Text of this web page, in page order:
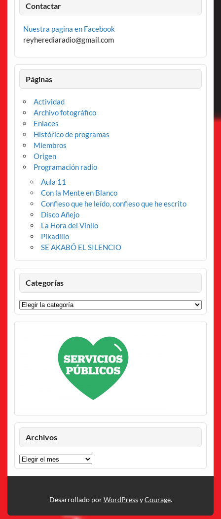
Contactar
Nuestra pagina en Facebook
reyherediaradio@gmail.com
Páginas
Actividad
Archivo fotográfico
Enlaces
Histórico de programas
Miembros
Origen
Programación radio
Aula 11
Con la Mente en Blanco
Confieso que he leído, confieso que he escrito
Disco Añejo
La Hora del Vinilo
Pikadillo
SE AKABÓ EL SILENCIO
Categorías
Categorías
Archivos
Archivos
Desarrollado porWordPressyCourage.